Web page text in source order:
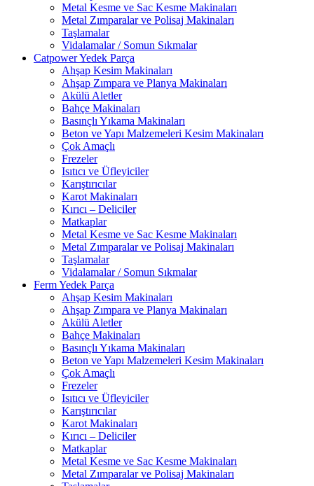
Metal Kesme ve Sac Kesme Makinaları
Metal Zımparalar ve Polisaj Makinaları
Taşlamalar
Vidalamalar / Somun Sıkmalar
Catpower Yedek Parça
Ahşap Kesim Makinaları
Ahşap Zımpara ve Planya Makinaları
Akülü Aletler
Bahçe Makinaları
Basınçlı Yıkama Makinaları
Beton ve Yapı Malzemeleri Kesim Makinaları
Çok Amaçlı
Frezeler
Isıtıcı ve Üfleyiciler
Karıştırıcılar
Karot Makinaları
Kırıcı – Deliciler
Matkaplar
Metal Kesme ve Sac Kesme Makinaları
Metal Zımparalar ve Polisaj Makinaları
Taşlamalar
Vidalamalar / Somun Sıkmalar
Ferm Yedek Parça
Ahşap Kesim Makinaları
Ahşap Zımpara ve Planya Makinaları
Akülü Aletler
Bahçe Makinaları
Basınçlı Yıkama Makinaları
Beton ve Yapı Malzemeleri Kesim Makinaları
Çok Amaçlı
Frezeler
Isıtıcı ve Üfleyiciler
Karıştırıcılar
Karot Makinaları
Kırıcı – Deliciler
Matkaplar
Metal Kesme ve Sac Kesme Makinaları
Metal Zımparalar ve Polisaj Makinaları